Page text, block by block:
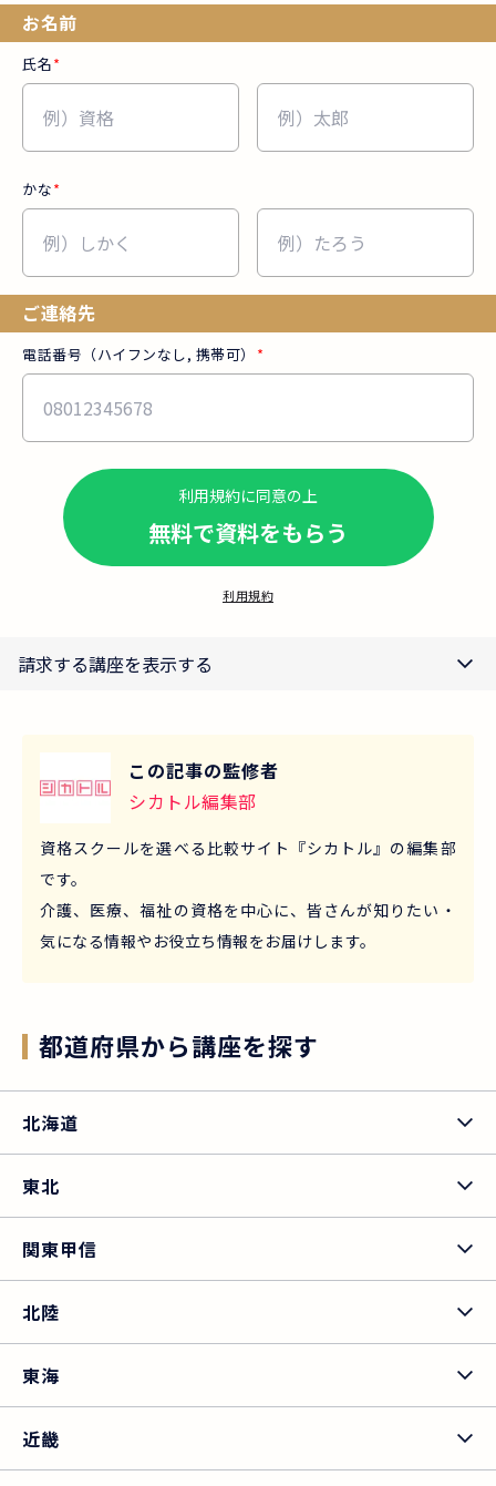
お名前
氏名*
かな*
ご連絡先
電話番号（ハイフンなし, 携帯可） *
利用規約に同意の上
無料で資料をもらう
利用規約
請求する講座を表示する
この記事の監修者
シカトル編集部
資格スクールを選べる比較サイト『シカトル』の編集部
です。
介護、医療、福祉の資格を中心に、皆さんが知りたい・
気になる情報やお役立ち情報をお届けします。
都道府県から講座を探す
北海道
東北
関東甲信
北陸
東海
近畿